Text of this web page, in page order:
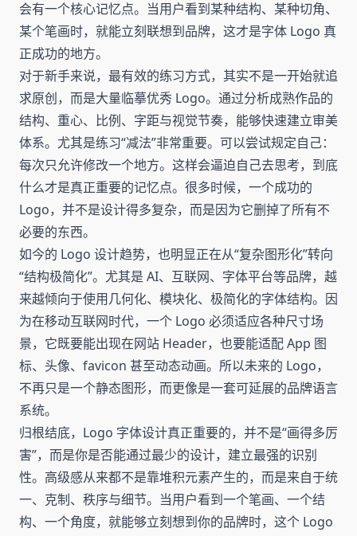
会有一个核心记忆点。当用户看到某种结构、某种切角、
某个笔画时，就能立刻联想到品牌，这才是字体 Logo 真
正成功的地方。
对于新手来说，最有效的练习方式，其实不是一开始就追
求原创，而是大量临摹优秀 Logo。通过分析成熟作品的
结构、重心、比例、字距与视觉节奏，能够快速建立审美
体系。尤其是练习“减法”非常重要。可以尝试规定自己：
每次只允许修改一个地方。这样会逼迫自己去思考，到底
什么才是真正重要的记忆点。很多时候，一个成功的
Logo，并不是设计得多复杂，而是因为它删掉了所有不
必要的东西。
如今的 Logo 设计趋势，也明显正在从“复杂图形化”转向
“结构极简化”。尤其是 AI、互联网、字体平台等品牌，越
来越倾向于使用几何化、模块化、极简化的字体结构。因
为在移动互联网时代，一个 Logo 必须适应各种尺寸场
景，它既要能出现在网站 Header，也要能适配 App 图
标、头像、favicon 甚至动态动画。所以未来的 Logo，
不再只是一个静态图形，而更像是一套可延展的品牌语言
系统。
归根结底，Logo 字体设计真正重要的，并不是“画得多厉
害”，而是你是否能通过最少的设计，建立最强的识别
性。高级感从来都不是靠堆积元素产生的，而是来自于统
一、克制、秩序与细节。当用户看到一个笔画、一个结
构、一个角度，就能够立刻想到你的品牌时，这个 Logo